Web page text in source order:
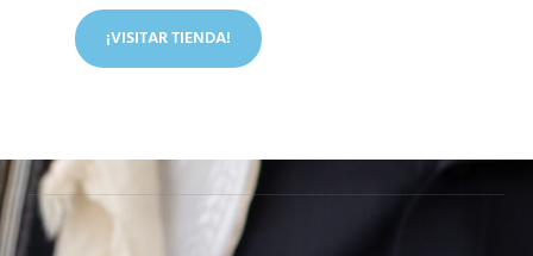
¡VISITAR TIENDA!